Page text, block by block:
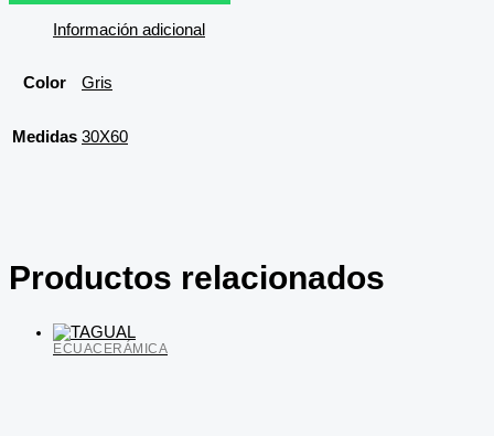
Información adicional
Color Gris
Medidas 30X60
Productos relacionados
ECUACERÁMICA